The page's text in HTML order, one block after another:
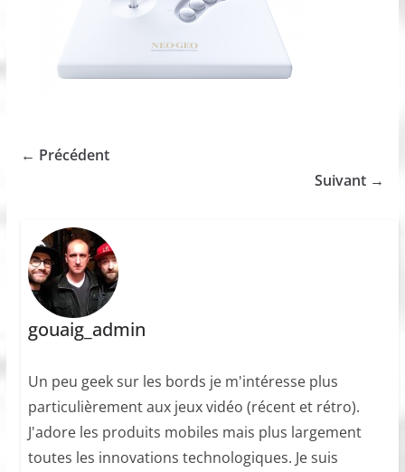
← Précédent
Suivant →
gouaig_admin
Un peu geek sur les bords je m'intéresse plus
particulièrement aux jeux vidéo (récent et rétro).
J'adore les produits mobiles mais plus largement
toutes les innovations technologiques. Je suis